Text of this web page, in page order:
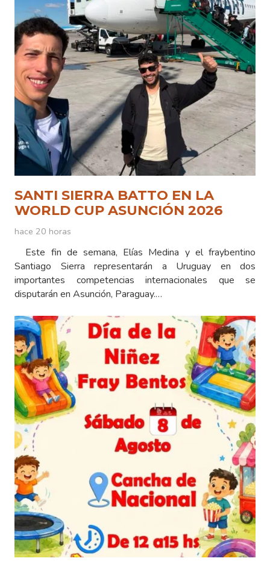
SANTI SIERRA BATTO EN LA
WORLD CUP ASUNCIÓN 2026
hace 20 horas
Este fin de semana, Elías Medina y el fraybentino
Santiago Sierra representarán a Uruguay en dos
importantes competencias internacionales que se
disputarán en Asunción, Paraguay.…